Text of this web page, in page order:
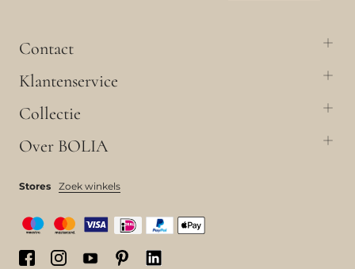
Contact
Klantenservice
Collectie
Over BOLIA
Stores Zoek winkels